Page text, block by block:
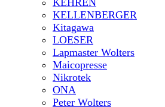
KEHREN
KELLENBERGER
Kitagawa
LOESER
Lapmaster Wolters
Maicopresse
Nikrotek
ONA
Peter Wolters